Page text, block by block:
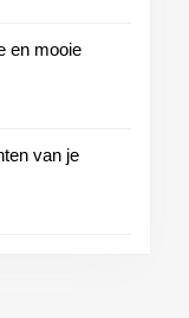
en mooie
van je